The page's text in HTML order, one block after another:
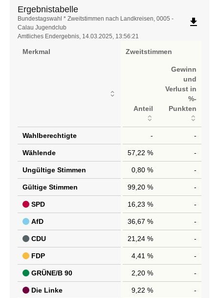
Ergebnistabelle
Ergebnistabelle
Bundestagswahl * Zweitstimmen nach Landkreisen, 0005 -
Calau Jugendclub
Amtliches Endergebnis, 14.03.2025, 13:56:21
file_download
Merkmal Zweitstimmen
Anteil
Gewinn
und
Verlust in
%-
Punkten
Wahlberechtigte - -
Wählende 57,22 % -
Ungültige Stimmen 0,80 % -
Gültige Stimmen 99,20 % -
SPD 16,23 % -
AfD 36,67 % -
CDU 21,24 % -
FDP 4,41 % -
GRÜNE/B 90 2,20 % -
Die Linke 9,22 % -